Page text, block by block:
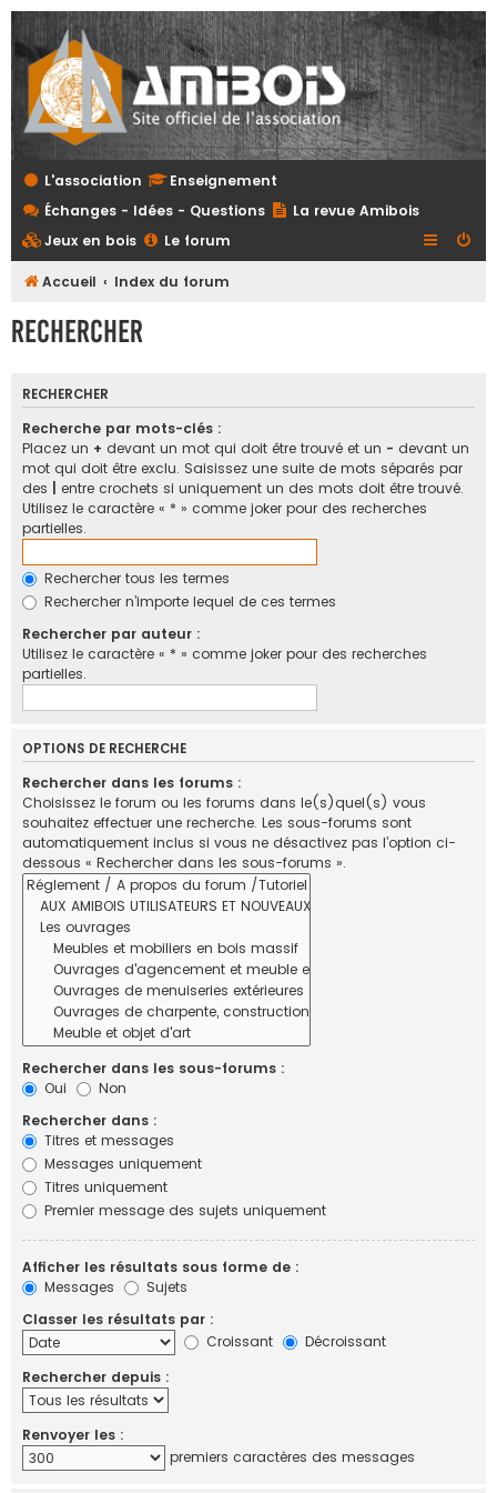
L'association
Enseignement
Échanges - Idées - Questions
La revue Amibois
Jeux en bois
Le forum
Accueil Index du forum
Rechercher
RECHERCHER
Recherche par mots-clés :
Placez un + devant un mot qui doit être trouvé et un - devant un
mot qui doit être exclu. Saisissez une suite de mots séparés par
des
entre crochets si uniquement un des mots doit être trouvé.
Utilisez le caractère « * » comme joker pour des recherches
partielles.
Rechercher tous les termes
Rechercher n’importe lequel de ces termes
Rechercher par auteur :
Utilisez le caractère « * » comme joker pour des recherches
partielles.
OPTIONS DE RECHERCHE
Rechercher dans les forums :
Choisissez le forum ou les forums dans le(s)quel(s) vous
souhaitez effectuer une recherche. Les sous-forums sont
automatiquement inclus si vous ne désactivez pas l’option ci-
dessous « Rechercher dans les sous-forums ».
Rechercher dans les sous-forums :
Oui
Non
Rechercher dans :
Titres et messages
Messages uniquement
Titres uniquement
Premier message des sujets uniquement
Afficher les résultats sous forme de :
Messages
Sujets
Classer les résultats par :
Croissant
Décroissant
Rechercher depuis :
Renvoyer les :
premiers caractères des messages